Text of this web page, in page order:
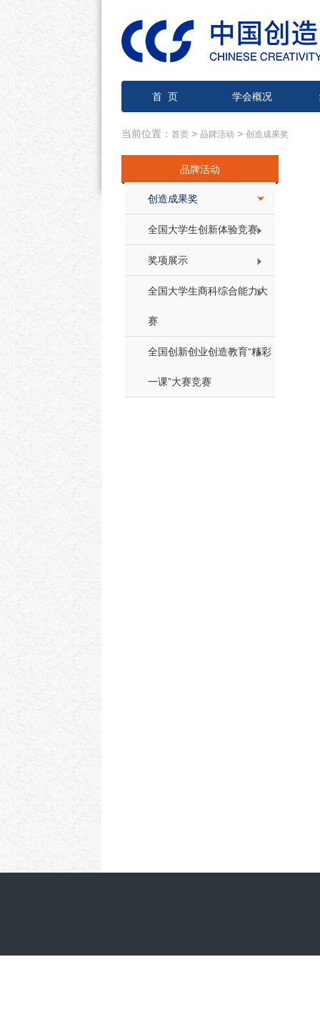
首 页 学会概况
当前位置： 首页 > 品牌活动 > 创造成果奖
品牌活动
创造成果奖
全国大学生创新体验竞赛
奖项展示
全国大学生商科综合能力大
赛
全国创新创业创造教育“精彩
一课”大赛竞赛